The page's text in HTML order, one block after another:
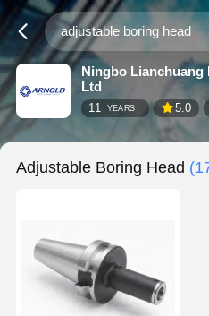
Ningbo Lianchuang
Ltd
11 YEARS 5.0
Adjustable Boring Head